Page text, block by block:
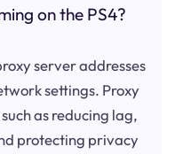
on the PS4?
server addresses
settings. Proxy
as reducing lag,
protecting privacy